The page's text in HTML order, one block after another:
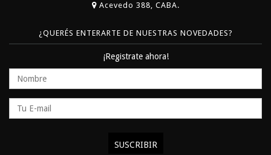
Acevedo 388, CABA.
¿QUERÉS ENTERARTE DE NUESTRAS NOVEDADES?
¡Registrate ahora!